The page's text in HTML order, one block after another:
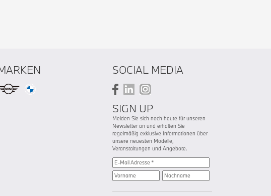
SOCIAL MEDIA
SIGN UP
Melden Sie sich noch heute für unseren
Newsletter an und erhalten Sie
regelmäßig exklusive Informationen über
unsere neuesten Modelle,
Veranstaltungen und Angebote.